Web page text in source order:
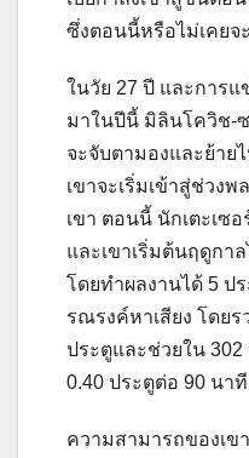
ซึ่งตอนนี้หรือไม่เคยจ
ในวัย 27 ปี และการ
มาในปีนี้ มิลินโควิช-
จะจับตามองและย้าย
เขาจะเริ่มเข้าสู่ช่วง
เขา ตอนนี้ นักเตะเซ
และเขาเริ่มต้นฤดูกา
โดยทำผลงานได้ 5 ป
รณรงค์หาเสียง โดยร
ประตูและช่วยใน
0.40 ประตูต่อ 90 นาที
ความสามารถของเข